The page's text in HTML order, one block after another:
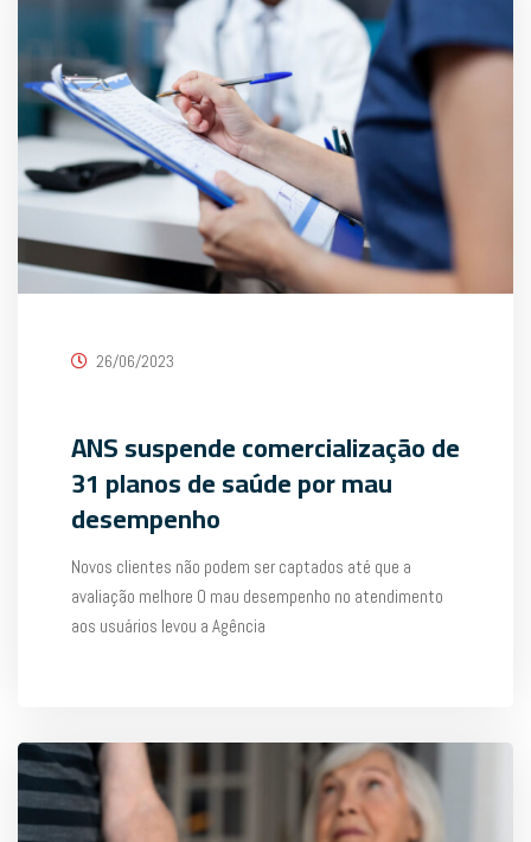
26/06/2023
ANS suspende comercialização de
31 planos de saúde por mau
desempenho
Novos clientes não podem ser captados até que a
avaliação melhore O mau desempenho no atendimento
aos usuários levou a Agência